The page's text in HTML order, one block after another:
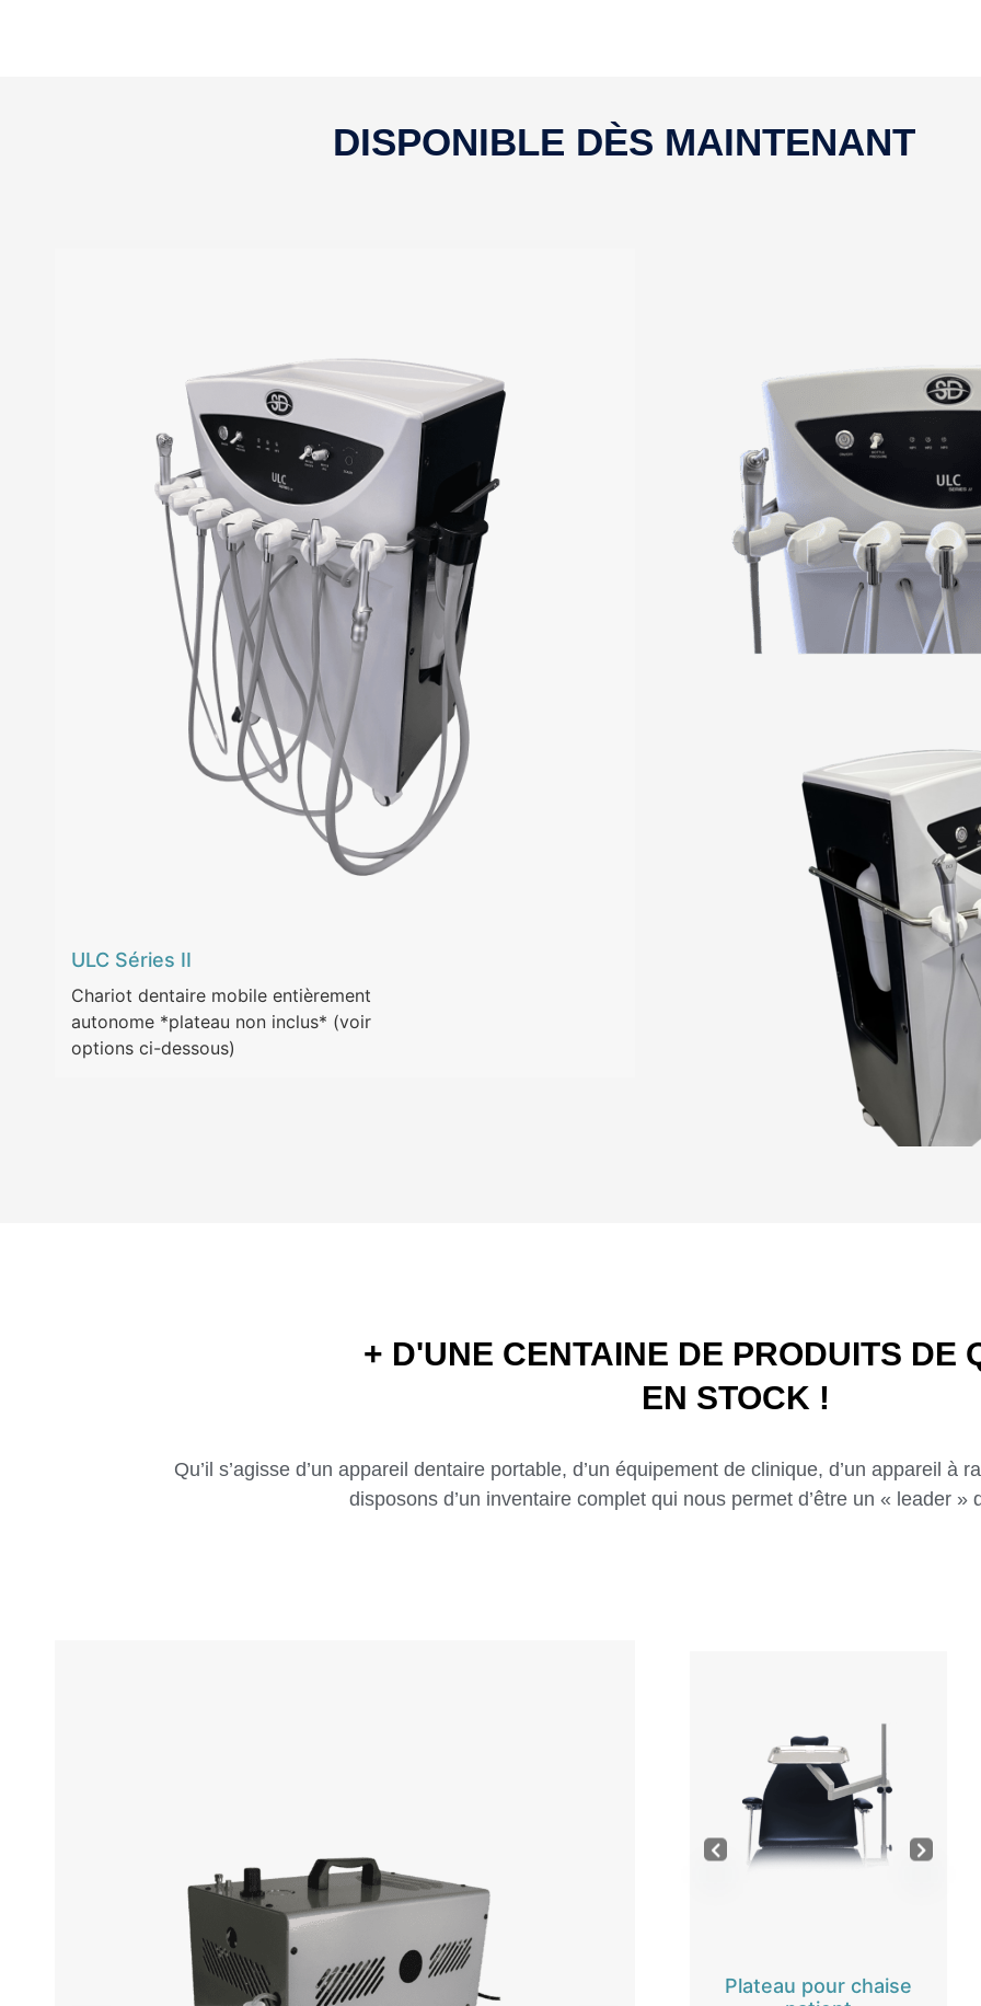
DISPONIBLE DÈS MAINTENANT
ULC Séries II
Chariot dentaire mobile entièrement
autonome *plateau non inclus* (voir
options ci-dessous)
Chariot dentaire mobile
autonome *plateau non inclus*
options ci-dessous)
+ D'UNE CENTAINE DE PRODUITS DE
EN STOCK !
Qu’il s’agisse d’un appareil dentaire portable, d’un équipement de clinique, d’un appareil à
disposons d’un inventaire complet qui nous permet d’être un « leader »
Lampe DEL sur base
Plateau pour chaise
Cocoon F